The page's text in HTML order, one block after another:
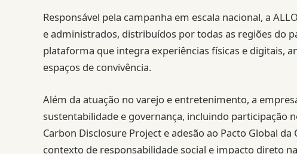
Responsável pela campanha em escala nacional, a
e administrados, distribuídos por todas as regiões do
plataforma que integra experiências físicas e digitais,
espaços de convivência.
Além da atuação no varejo e entretenimento, a
sustentabilidade e governança, incluindo participação
Carbon Disclosure Project e adesão ao Pacto Global
contexto de responsabilidade social e impacto direto